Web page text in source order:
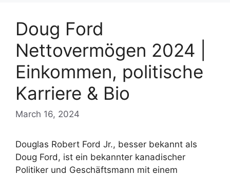
Doug Ford
Nettovermögen 2024 |
Einkommen, politische
Karriere & Bio
March 16, 2024
Douglas Robert Ford Jr., besser bekannt als
Doug Ford, ist ein bekannter kanadischer
Politiker und Geschäftsmann mit einem